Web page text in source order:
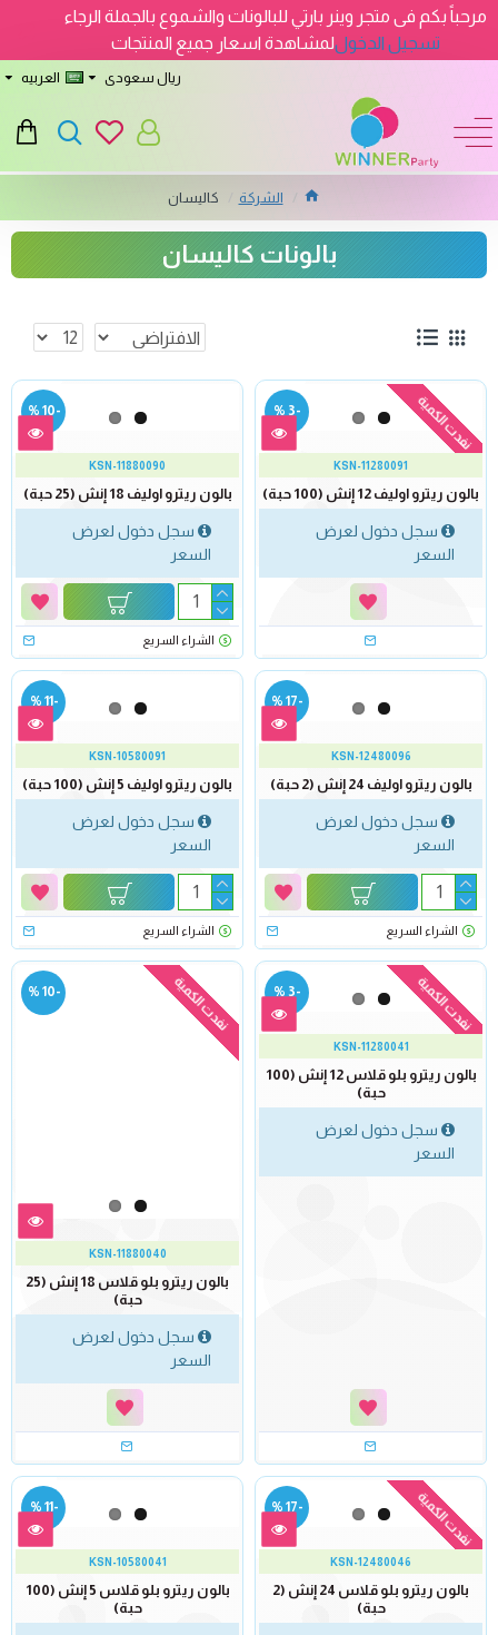
مرحباً بكم فى متجر وينر بارتي للبالونات والشموع بالجملة الرجاء
تسجيل الدخوللمشاهدة اسعار جميع المنتجات
ريال سعودى العربيه
الشركة كاليسان
بالونات كاليسان
-3 % نفدت الكمية
KSN-11280091
بالون ريترو اوليف 12 إنش (100 حبة)
سجل دخول لعرض
السعر
-10 %
KSN-11880090
بالون ريترو اوليف 18 إنش (25 حبة)
سجل دخول لعرض
السعر
الشراء السريع
-17 %
KSN-12480096
بالون ريترو اوليف 24 إنش (2 حبة)
سجل دخول لعرض
السعر
الشراء السريع
-11 %
KSN-10580091
بالون ريترو اوليف 5 إنش (100 حبة)
سجل دخول لعرض
السعر
الشراء السريع
-3 % نفدت الكمية
KSN-11280041
بالون ريترو بلو قلاس 12 إنش (100
حبة)
سجل دخول لعرض
السعر
-10 % نفدت الكمية
KSN-11880040
بالون ريترو بلو قلاس 18 إنش (25
حبة)
سجل دخول لعرض
السعر
-17 % نفدت الكمية
KSN-12480046
بالون ريترو بلو قلاس 24 إنش (2
حبة)
-11 %
KSN-10580041
بالون ريترو بلو قلاس 5 إنش (100
حبة)